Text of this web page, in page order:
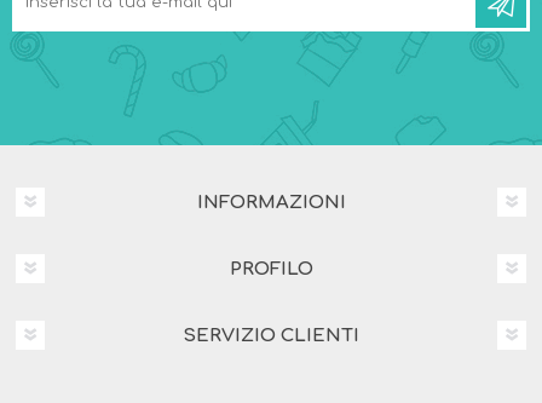
INFORMAZIONI
PROFILO
SERVIZIO CLIENTI